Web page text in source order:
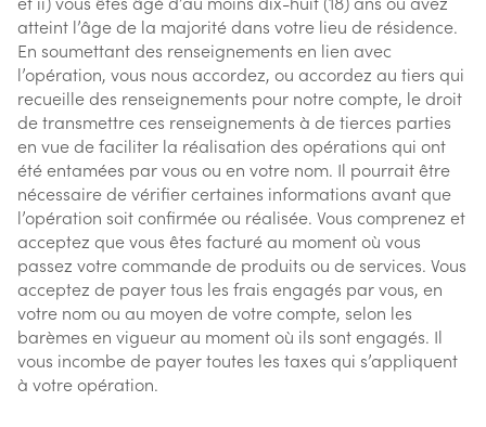
atteint l’âge de la majorité dans votre lieu de résidence.
En soumettant des renseignements en lien avec
l’opération, vous nous accordez, ou accordez au tiers qui
recueille des renseignements pour notre compte, le droit
de transmettre ces renseignements à de tierces parties
en vue de faciliter la réalisation des opérations qui ont
été entamées par vous ou en votre nom. Il pourrait être
nécessaire de vérifier certaines informations avant que
l’opération soit confirmée ou réalisée. Vous comprenez et
acceptez que vous êtes facturé au moment où vous
passez votre commande de produits ou de services. Vous
acceptez de payer tous les frais engagés par vous, en
votre nom ou au moyen de votre compte, selon les
barèmes en vigueur au moment où ils sont engagés. Il
vous incombe de payer toutes les taxes qui s’appliquent
à votre opération.